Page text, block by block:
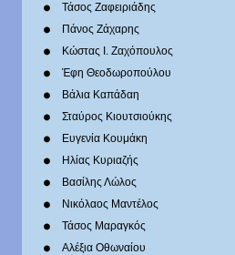
Τάσος Ζαφειριάδης
Πάνος Ζάχαρης
Κώστας Ι. Ζαχόπουλoς
Έφη Θεοδωροπούλου
Βάλια Καπάδαη
Σταύρος Κιουτσιούκης
Ευγενία Κουμάκη
Ηλίας Κυριαζής
Βασίλης Λώλος
Νικόλαος Μαντέλος
Τάσος Μαραγκός
Αλέξια Οθωναίου